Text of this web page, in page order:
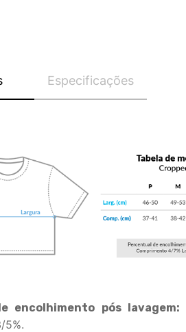
Especificações
encolhimento pós lavagem:
5%.